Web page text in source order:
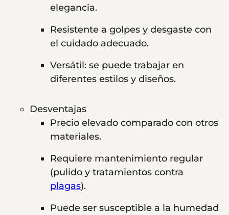
elegancia.
Resistente a golpes y desgaste con
el cuidado adecuado.
Versátil: se puede trabajar en
diferentes estilos y diseños.
Desventajas
Precio elevado comparado con otros
materiales.
Requiere mantenimiento regular
(pulido y tratamientos contra
plagas).
Puede ser susceptible a la humedad